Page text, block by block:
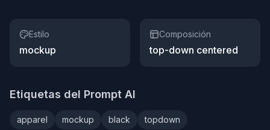
Estilo
mockup
Composición
top-down centered
Etiquetas del Prompt AI
apparel mockup black topdown